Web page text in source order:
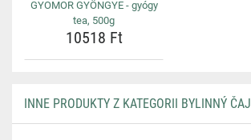
GYOMOR GYÖNGYE - gyógy
tea, 500g
10518 Ft
INNE PRODUKTY Z KATEGORII BYLINNÝ ČAJ